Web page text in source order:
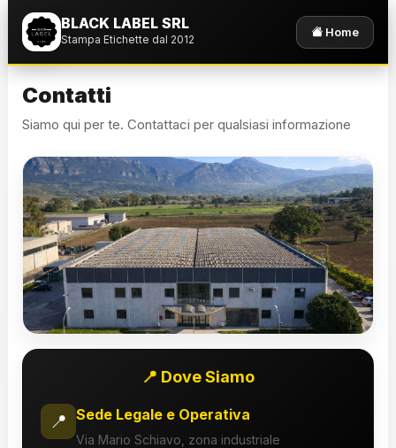
BLACK LABEL SRL
Stampa Etichette dal 2012
Home
Contatti
Siamo qui per te. Contattaci per qualsiasi informazione
📍 Dove Siamo
📍 Sede Legale e Operativa
Via Mario Schiavo, zona industriale